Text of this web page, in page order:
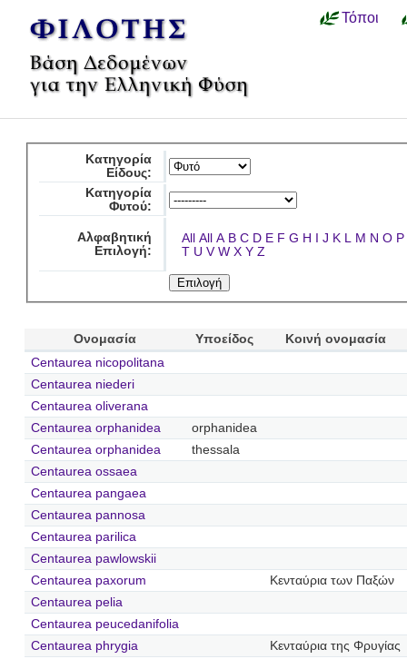
Τόποι
Κατηγορία
Είδους:
Κατηγορία
Φυτού:
Αλφαβητική
Επιλογή:
All All A B C D E F G H I J K L M N O P
T U V W X Y Z
Ονομασία Υποείδος
Κοινή ονομασία
Centaurea nicopolitana
Centaurea niederi
Centaurea oliverana
Centaurea orphanidea
orphanidea
Centaurea orphanidea
thessala
Centaurea ossaea
Centaurea pangaea
Centaurea pannosa
Centaurea parilica
Centaurea pawlowskii
Centaurea paxorum
Κενταύρια των Παξών
Centaurea pelia
Centaurea peucedanifolia
Centaurea phrygia
Κενταύρια της Φρυγίας